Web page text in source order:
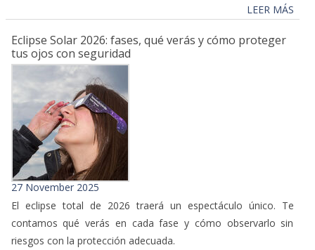
LEER MÁS
Eclipse Solar 2026: fases, qué verás y cómo proteger
tus ojos con seguridad
27 November 2025
El eclipse total de 2026 traerá un espectáculo único. Te
contamos qué verás en cada fase y cómo observarlo sin
riesgos con la protección adecuada.